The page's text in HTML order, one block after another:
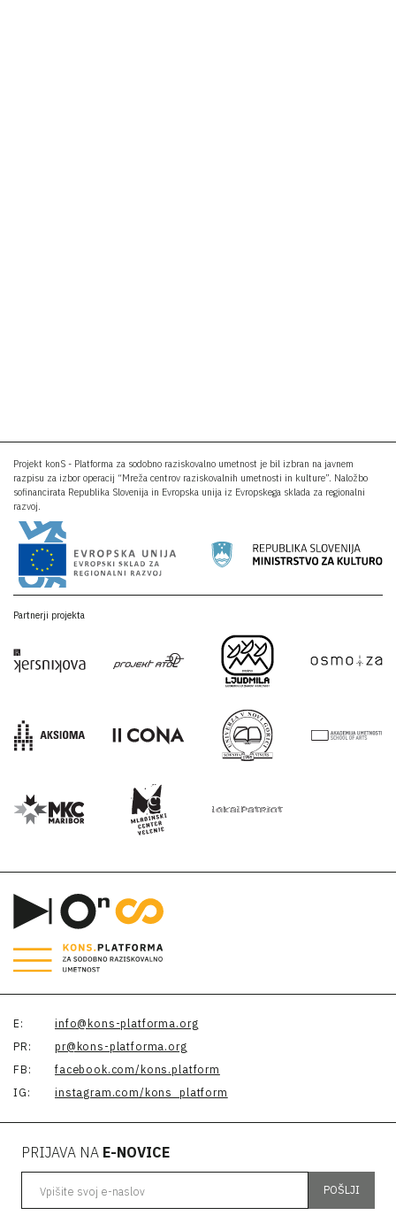
Projekt konS - Platforma za sodobno raziskovalno umetnost je bil izbran na javnem
razpisu za izbor operacij “Mreža centrov raziskovalnih umetnosti in kulture”. Naložbo
sofinancirata Republika Slovenija in Evropska unija iz Evropskega sklada za regionalni
razvoj.
Partnerji projekta
E:
info@kons-platforma.org
PR:
pr@kons-platforma.org
FB:
facebook.com/kons.platform
IG:
instagram.com/kons_platform
PRIJAVA NA E-NOVICE
POŠLJI